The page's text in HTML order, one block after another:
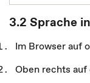
3.2 Sprache
Im Browser auf
Oben rechts